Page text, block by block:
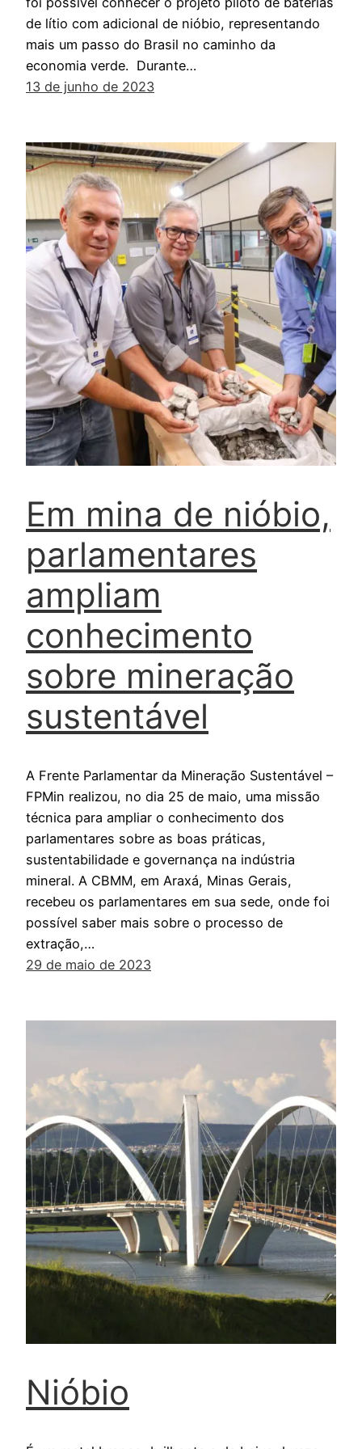
de lítio com adicional de nióbio, representando
mais um passo do Brasil no caminho da
economia verde. Durante…
13 de junho de 2023
Em mina de nióbio,
parlamentares
ampliam
conhecimento
sobre mineração
sustentável
A Frente Parlamentar da Mineração Sustentável –
FPMin realizou, no dia 25 de maio, uma missão
técnica para ampliar o conhecimento dos
parlamentares sobre as boas práticas,
sustentabilidade e governança na indústria
mineral. A CBMM, em Araxá, Minas Gerais,
recebeu os parlamentares em sua sede, onde foi
possível saber mais sobre o processo de
extração,…
29 de maio de 2023
Nióbio